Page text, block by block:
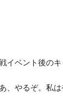
イベント後の
、やるぞ。私は